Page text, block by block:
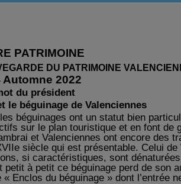
PATRIMOINE
DU PATRIMOINE
Automne 2022
du président
le béguinage de Valenciennes
béguinages ont un statut bien
sur le plan touristique et en font de
et Valenciennes ont encore des
siècle qui est présentable. Celui
si caractéristiques, sont
petit à petit ce béguinage perd de son
Enclos du béguinage » dont l’entrée